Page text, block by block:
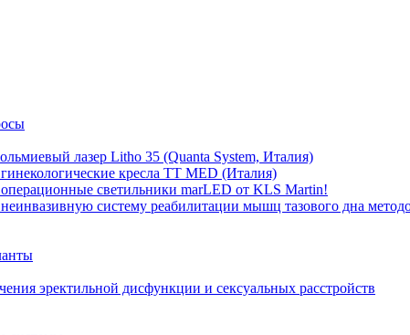
лазер Litho 35 (Quanta System, Италия)
кресла TT MED (Италия)
светильники marLED от KLS Martin!
систему реабилитации мышц тазового дна
эректильной дисфункции и сексуальных расстройств